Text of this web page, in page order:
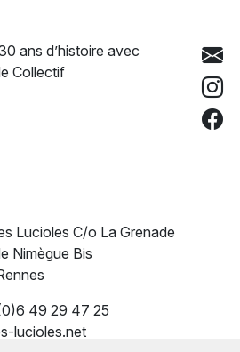
ans d’histoire avec
Collectif
Lucioles C/o La Grenade
Nimègue Bis
49 29 47 25
lucioles.net